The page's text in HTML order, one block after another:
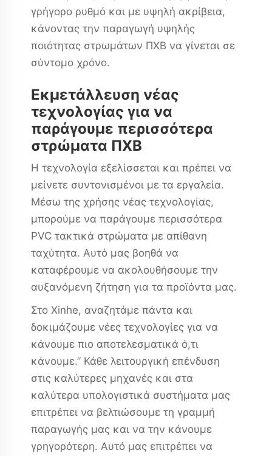
γρήγορο ρυθμό και με υψηλή ακρίβεια,
κάνοντας την παραγωγή υψηλής
ποιότητας στρωμάτων ΠΧΒ να γίνεται σε
σύντομο χρόνο.
Εκμετάλλευση νέας
τεχνολογίας για να
παράγουμε περισσότερα
στρώματα ΠΧΒ
Η τεχνολογία εξελίσσεται και πρέπει να
μείνετε συντονισμένοι με τα εργαλεία.
Μέσω της χρήσης νέας τεχνολογίας,
μπορούμε να παράγουμε περισσότερα
PVC τακτικά στρώματα με απίθανη
ταχύτητα. Αυτό μας βοηθά να
καταφέρουμε να ακολουθήσουμε την
αυξανόμενη ζήτηση για τα προϊόντα μας.
Στο Xinhe, αναζητάμε πάντα και
δοκιμάζουμε νέες τεχνολογίες για να
κάνουμε πιο αποτελεσματικά ό,τι
κάνουμε.” Κάθε λειτουργική επένδυση
στις καλύτερες μηχανές και στα
καλύτερα υπολογιστικά συστήματα μας
επιτρέπει να βελτιώσουμε τη γραμμή
παραγωγής μας και να την κάνουμε
γρηγορότερη. Αυτό μας επιτρέπει να